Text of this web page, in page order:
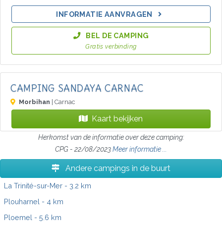
INFORMATIE AANVRAGEN
BEL DE CAMPING
Gratis verbinding
CAMPING SANDAYA CARNAC
Morbihan | Carnac
Kaart bekijken
Herkomst van de informatie over deze camping:
CPG - 22/08/2023Meer informatie ...
Andere campings in de buurt
La Trinité-sur-Mer - 3.2 km
Plouharnel - 4 km
Ploemel - 5.6 km